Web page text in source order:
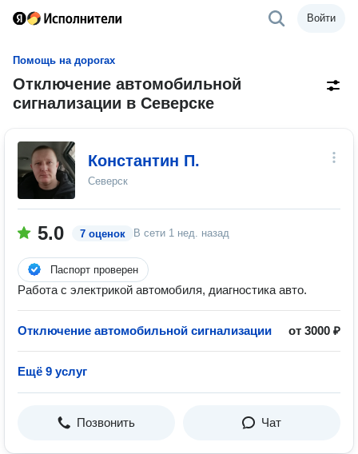
Войти
Помощь на дорогах
Отключение автомобильной
сигнализации в Северске
Константин П.
Северск
5.0 7 оценок В сети 1 нед. назад
Паспорт проверен
Работа с электрикой автомобиля, диагностика авто.
Отключение автомобильной сигнализации от 3000 ₽
Ещё 9 услуг
Позвонить Чат